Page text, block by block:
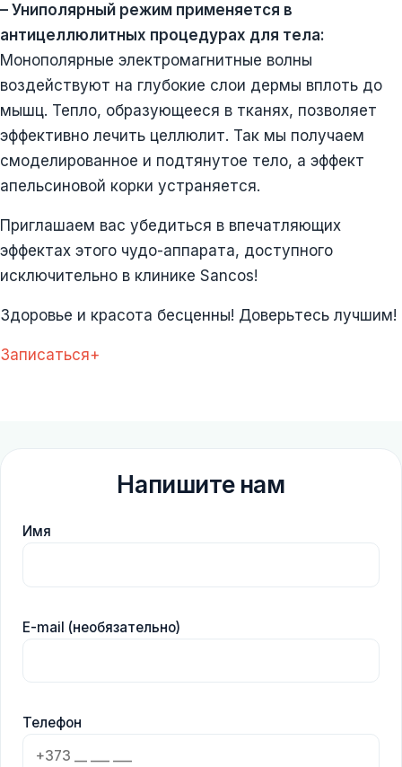
– Униполярный режим применяется в
антицеллюлитных процедурах для тела:
Монополярные электромагнитные волны
воздействуют на глубокие слои дермы вплоть до
мышц. Тепло, образующееся в тканях, позволяет
эффективно лечить целлюлит. Так мы получаем
смоделированное и подтянутое тело, а эффект
апельсиновой корки устраняется.
Приглашаем вас убедиться в впечатляющих
эффектах этого чудо-аппарата, доступного
исключительно в клинике Sancos!
Здоровье и красота бесценны! Доверьтесь лучшим!
Записаться+
Напишите нам
Имя
E-mail (необязательно)
Телефон